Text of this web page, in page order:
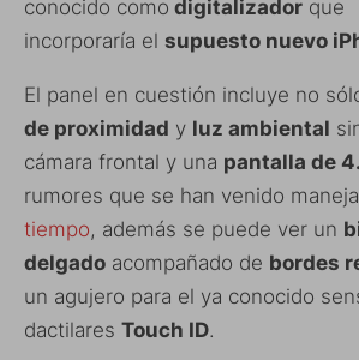
conocido como digitalizador que
incorporaría el supuesto nuevo
El panel en cuestión incluye no
de proximidad y luz ambiental
cámara frontal y una pantalla de
rumores que se han venido
tiempo, además se puede ver un
delgado acompañado de bordes
un agujero para el ya conocido
dactilares Touch ID.